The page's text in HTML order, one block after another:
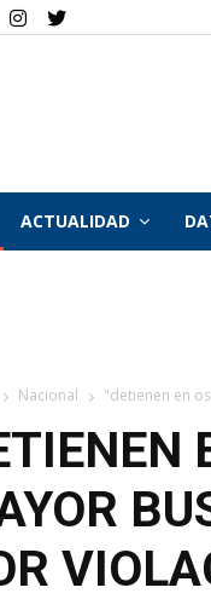
ACTUALIDAD
Nacional "detienen en